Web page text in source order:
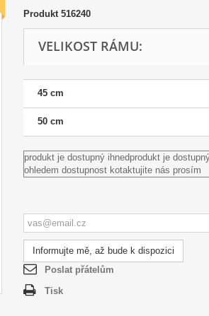
Produkt 516240
VELIKOST RÁMU:
45 cm
50 cm
produkt je dostupný ihnedprodukt je
ohledem dostupnost kotaktujite nás prosím
Informujte mě, až bude k dispozici
Poslat přátelům
Tisk